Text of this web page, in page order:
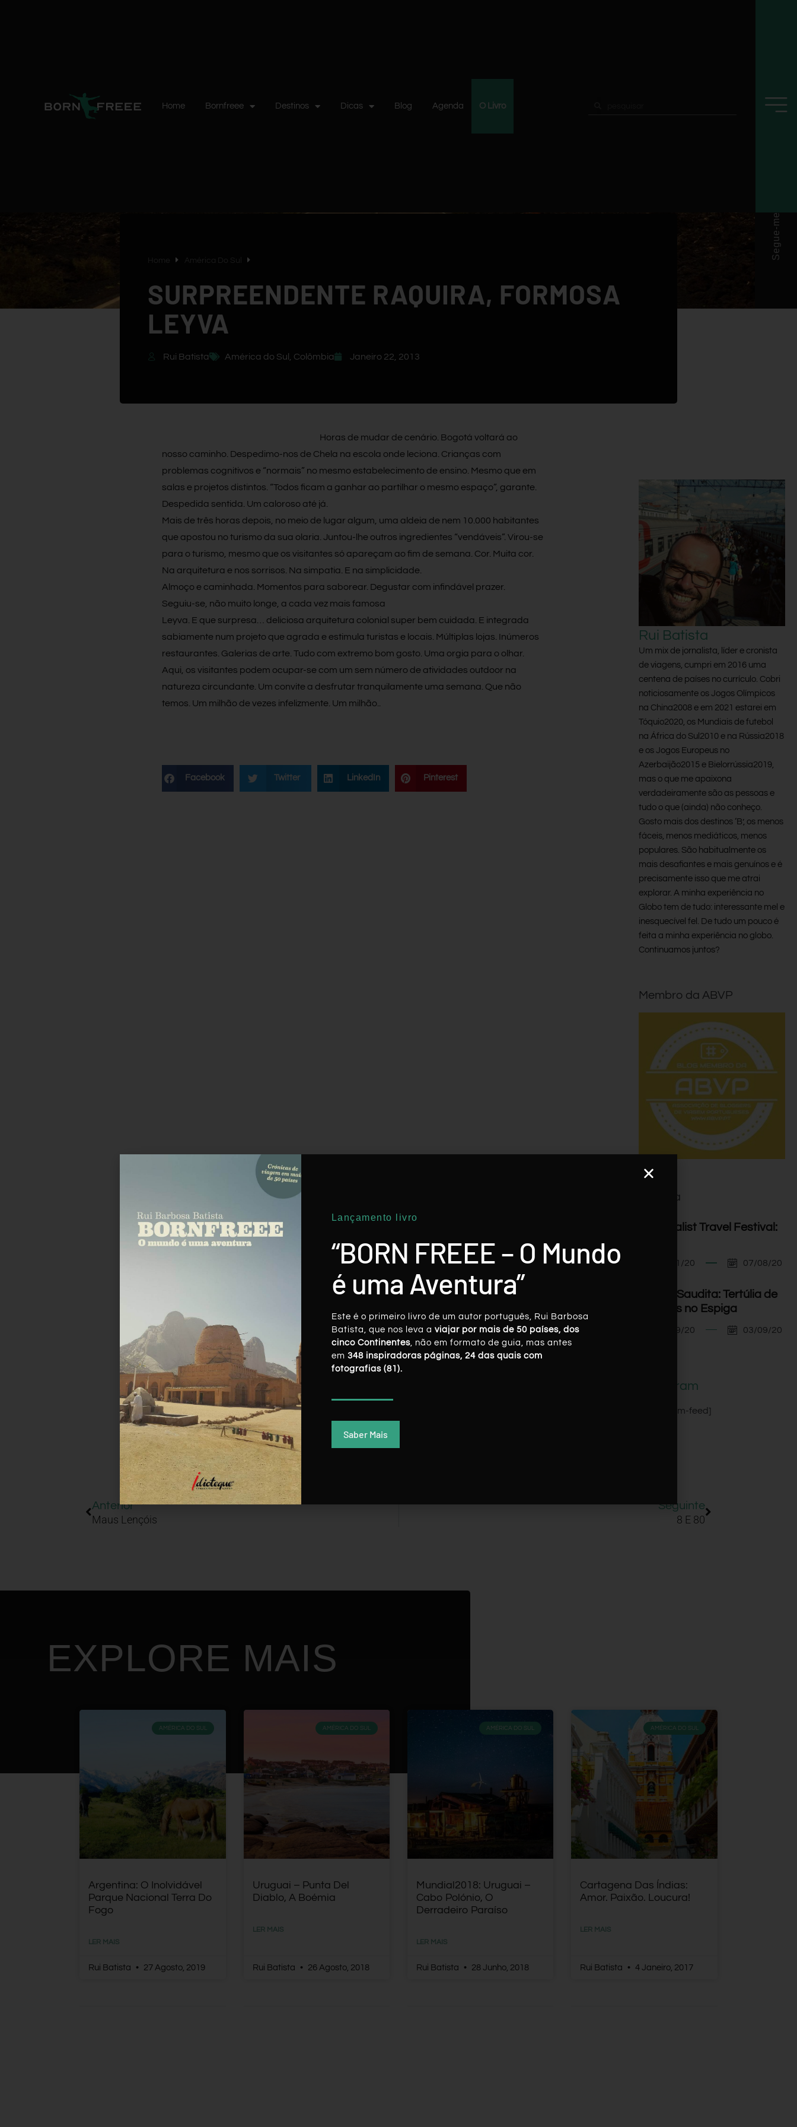
Home Bornfreee Destinos Dicas Blog Agenda O Livro
Segue-me
SURPREENDENTE RAQUIRA, FORMOSA
LEYVA
Rui Batista América do Sul Colômbia Janeiro 22, 2013
Horas de mudar de cenário. Bogotá voltará ao
nosso caminho. Despedimo-nos de Chela na escola onde leciona. Crianças com
problemas cognitivos e “normais” no mesmo estabelecimento de ensino. Mesmo que em
salas e projetos distintos. “Todos ficam a ganhar ao partilhar o mesmo espaço”, garante.
Despedida sentida. Um caloroso até já.
Mais de três horas depois, no meio de lugar algum, uma aldeia de nem 10.000 habitantes
que apostou no turismo da sua olaria. Juntou-lhe outros ingredientes “vendáveis”. Virou-se
para o turismo, mesmo que os visitantes só apareçam ao fim de semana. Cor. Muita cor.
Na arquitetura e nos sorrisos. Na simpatia. E na simplicidade.
Almoço e caminhada. Momentos para saborear. Degustar com infindável prazer.
Seguiu-se, não muito longe, a cada vez mais famosa
Leyva. E que surpresa… deliciosa arquitetura colonial super bem cuidada. E integrada
sabiamente num projeto que agrada e estimula turistas e locais. Múltiplas lojas. Inúmeros
restaurantes. Galerias de arte. Tudo com extremo bom gosto. Uma orgia para o olhar.
Aqui, os visitantes podem ocupar-se com um sem número de atividades outdoor na
natureza circundante. Um convite a desfrutar tranquilamente uma semana. Que não
temos. Um milhão de vezes infelizmente. Um milhão..
Facebook Twitter LinkedIn Pinterest
Rui Batista
Um mix de jornalista, líder e cronista
de viagens, cumpri em 2016 uma
centena de países no currículo. Cobri
noticiosamente os Jogos Olímpicos
na China2008 e em 2021 estarei em
Tóquio2020, os Mundiais de futebol
na África do Sul2010 e na Rússia2018
e os Jogos Europeus no
Azerbaijão2015 e Bielorrússia2019,
mas o que me apaixona
verdadeiramente são as pessoas e
tudo o que (ainda) não conheço.
Gosto mais dos destinos ‘B’, os menos
fáceis, menos mediáticos, menos
populares. São habitualmente os
mais desafiantes e mais genuínos e é
precisamente isso que me atrai
explorar. A minha experiência no
Globo tem de tudo: interessante mel e
inesquecível fel. De tudo um pouco é
feita a minha experiência no globo.
Continuamos juntos?
Membro da ABVP
Agenda
I Minimalist Travel Festival:
07/11/20 07/08/20
Arábia Saudita: Tertúlia de
Viagens no Espiga
03/09/20 03/09/20
Instagram
[instagram-feed]
Anterior
Maus Lençóis
Seguinte
8 E 80
EXPLORE MAIS
AMÉRICA DO SUL
Argentina: O Inolvidável
Parque Nacional Terra Do
Fogo
LER MAIS
Rui Batista 27 Agosto, 2019
AMÉRICA DO SUL
Uruguai – Punta Del
Diablo, A Boémia
LER MAIS
Rui Batista 26 Agosto, 2018
AMÉRICA DO SUL
Mundial2018: Uruguai –
Cabo Polónio, O
Derradeiro Paraíso
LER MAIS
Rui Batista 28 Junho, 2018
AMÉRICA DO SUL
Cartagena Das Índias:
Amor. Paixão. Loucura!
LER MAIS
Rui Batista 4 Janeiro, 2017
Lançamento livro
“BORN FREEE – O Mundo
é uma Aventura”
Este é o primeiro livro de um autor português, Rui Barbosa
Batista, que nos leva a viajar por mais de 50 países, dos
cinco Continentes, não em formato de guia, mas antes
em 348 inspiradoras páginas, 24 das quais com
fotografias (81).
Saber Mais